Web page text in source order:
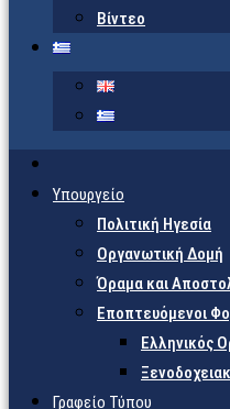
Βίντεο
Υπουργείο
Πολιτική Ηγεσία
Οργανωτική Δομή
Όραμα και
Εποπτευόμενοι
Eλληνικός
Γραφείο Τύπου